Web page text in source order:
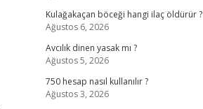
Kulağakaçan böceği hangi ilaç öldürür ?
Ağustos 6, 2026
Avcılık dinen yasak mı ?
Ağustos 5, 2026
750 hesap nasıl kullanılır ?
Ağustos 3, 2026